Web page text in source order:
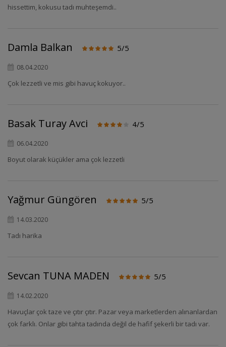
hissettim, kokusu tadı muhteşemdi..
Damla Balkan 5/5
08.04.2020
Çok lezzetli ve mis gibi havuç kokuyor..
Basak Turay Avci 4/5
06.04.2020
Boyut olarak küçükler ama çok lezzetli
Yağmur Güngören 5/5
14.03.2020
Tadı harika
Sevcan TUNA MADEN 5/5
14.02.2020
Havuçlar çok taze ve çıtır çıtır. Pazar veya marketlerden alınanlardan
çok farklı. Onlar gibi tahta tadında değil de hafif şekerli bir tadı var.